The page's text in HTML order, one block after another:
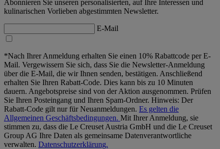
Abonnieren Sie unseren personalisierten, auf Ihre Interessen und
kulinarischen Vorlieben abgestimmten Newsletter.
E-Mail
*Nach Ihrer Anmeldung erhalten Sie einen 10% Rabattcode per E-
Mail. Vergewissern Sie sich, dass Sie die Newsletter-Anmeldung
über die E-Mail, die wir Ihnen senden, bestätigen. Anschließend
erhalten Sie Ihren Rabatt-Code. Dies kann bis zu 10 Minuten
dauern. Angebotspreise sind von der Aktion ausgenommen. Prüfen
Sie Ihren Posteingang und Ihren Spam-Ordner. Hinweis: Der
Rabatt-Code gilt nur für Neuanmeldungen. Es gelten die
Allgemeinen Geschäftsbedingungen. Mit Ihrer Anmeldung, sie
stimmen zu, dass die Le Creuset Austria GmbH und die Le Creuset
Group AG Ihre Daten als gemeinsame Datenverantwortliche
verwalten. Datenschutzerklärung.